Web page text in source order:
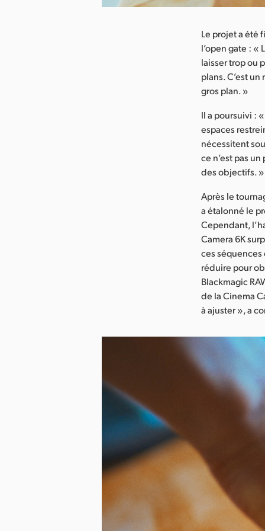
Le projet a été
l’open gate : «
laisser trop ou
plans. C’est
gros plan. »
Il a poursuivi :
espaces
nécessitent
ce n’est pas
des objectifs. »
Après le
a étalonné le
Cependant,
Camera 6K
ces
réduire pour
Blackmagic
de la Cinema
à ajuster », a